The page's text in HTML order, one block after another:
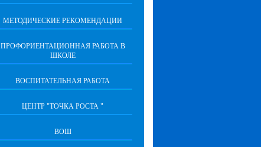
МЕТОДИЧЕСКИЕ РЕКОМЕНДАЦИИ
ПРОФОРИЕНТАЦИОННАЯ РАБОТА В
ШКОЛЕ
ВОСПИТАТЕЛЬНАЯ РАБОТА
ЦЕНТР "ТОЧКА РОСТА "
ВОШ